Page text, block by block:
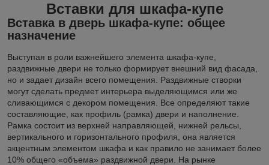
Вставки для шкафа-купе
Вставка в дверь шкафа-купе: общее
назначение
Выступая в роли важнейшего элемента шкафа-купе,
раздвижные двери не только формирует внешний вид фасада,
но и задает дизайн всего помещения. Раздвижные створки
могут сделать предмет интерьера выделяющимся или же
сливающимся с декором помещения. Все определяют такие
составляющие, как профиль (рамка) двери и наполнение.
Рамка состоит из верхней направляющей, нижней рельсы,
вертикального и горизонтального профиля, она является
акцентным элементом шкафа и как правило не занимает более
10% общего «объема» раздвижной двери. На рынке